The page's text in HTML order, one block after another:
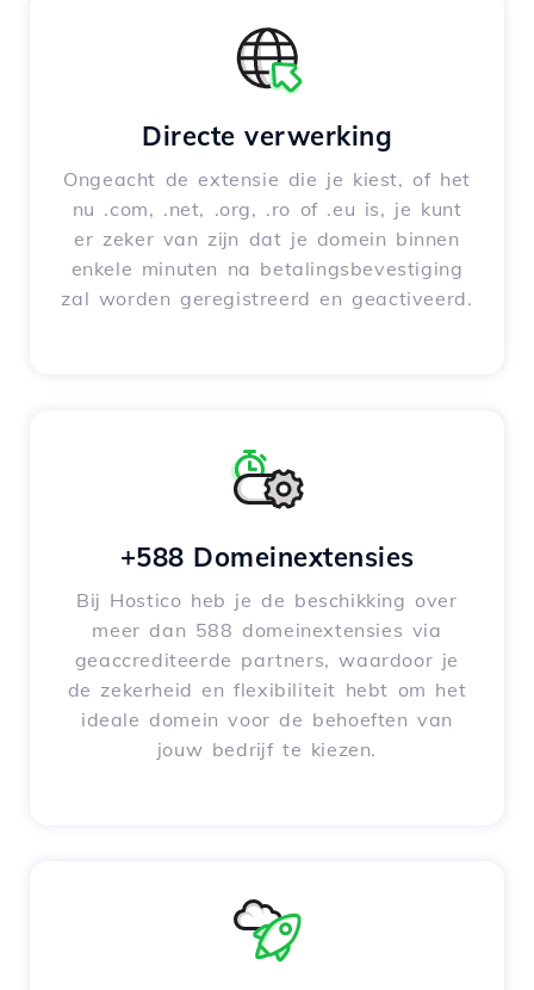
Directe verwerking
Ongeacht de extensie die je kiest, of het
nu .com, .net, .org, .ro of .eu is, je kunt
er zeker van zijn dat je domein binnen
enkele minuten na betalingsbevestiging
zal worden geregistreerd en geactiveerd.
+588 Domeinextensies
Bij Hostico heb je de beschikking over
meer dan 588 domeinextensies via
geaccrediteerde partners, waardoor je
de zekerheid en flexibiliteit hebt om het
ideale domein voor de behoeften van
jouw bedrijf te kiezen.